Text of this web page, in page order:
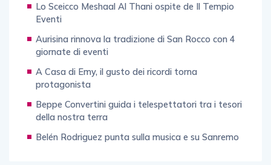
Lo Sceicco Meshaal Al Thani ospite de Il Tempio
Eventi
Aurisina rinnova la tradizione di San Rocco con 4
giornate di eventi
A Casa di Emy, il gusto dei ricordi torna
protagonista
Beppe Convertini guida i telespettatori tra i tesori
della nostra terra
Belén Rodriguez punta sulla musica e su Sanremo